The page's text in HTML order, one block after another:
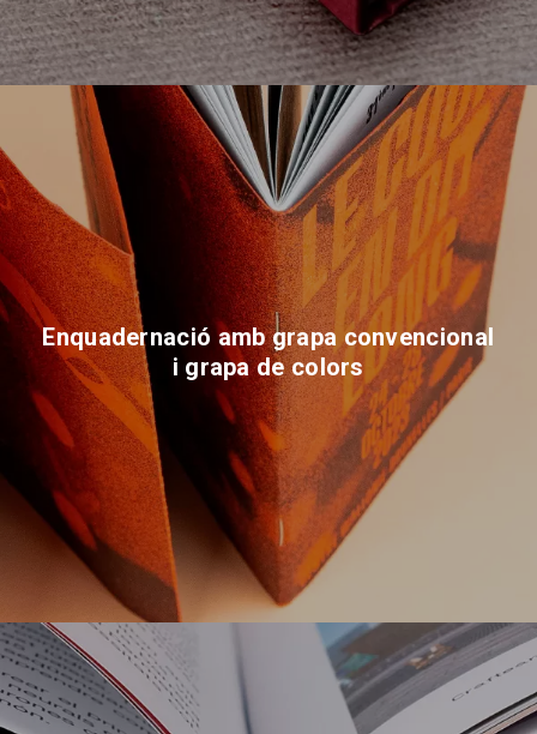
Enquadernació amb grapa convencional
i grapa de colors